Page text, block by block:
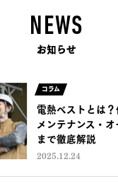
NEWS
お知らせ
コラム
電熱ベストとは
メンテナンス・
まで徹底解説
2025.12.24